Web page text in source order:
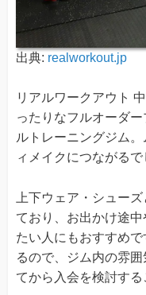
出典: realworkout.jp
リアルワークアウト
ったりなフルオーダ
ルトレーニングジム
ィメイクにつながるで
上下ウェア・シュー
ており、お出かけ途
たい人にもおすすめ
るので、ジム内の雰
てから入会を検討する